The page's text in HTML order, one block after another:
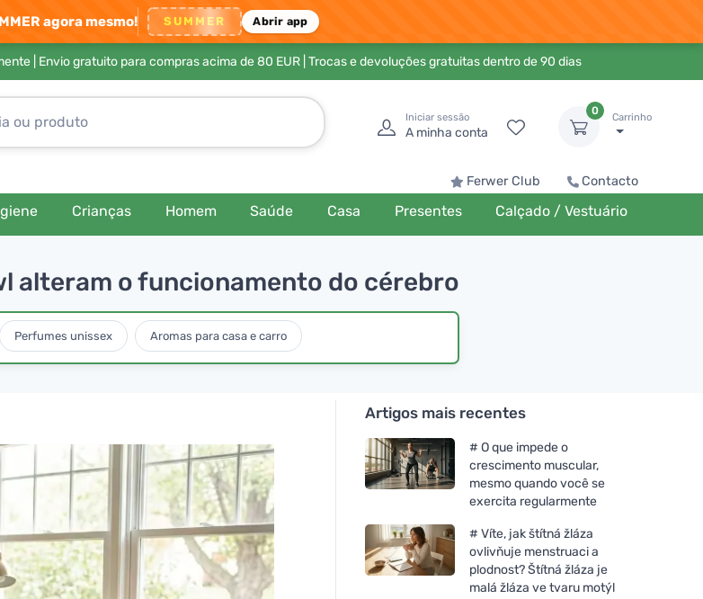
agora mesmo! SUMMER Abrir app
| Envio gratuito para compras acima de 80 EUR| Trocas e devoluções gratuitas dentro de 90 dias
Iniciar sessão
A minha conta
0
Carrinho
Ferwer Club Contacto
Crianças Homem Saúde Casa Presentes Calçado / Vestuário
alteram o funcionamento do cérebro
Perfumes unissex Aromas para casa e carro
Artigos mais recentes
# O que impede o
crescimento muscular,
mesmo quando você se
exercita regularmente
# Víte, jak štítná žláza
ovlivňuje menstruaci a
plodnost? Štítná žláza je
malá žláza ve tvaru motýl